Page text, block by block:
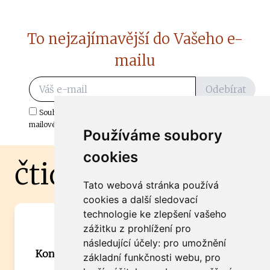
Používáme soubory
cookies
Tato webová stránka používá
cookies a další sledovací
technologie ke zlepšení vašeho
zážitku z prohlížení pro
následující účely: pro umožnění
základní funkčnosti webu, pro
To nejzajímavější do Vašeho e-
mailu
Odebírat
Souhlasím s odběrem důležitých zpráv ze ČtiDoma.cz do mé e-
mailové schránky.
čtidoma.cz
Máte zajímavou informaci? Chcete
spolupracovat?
Kontaktujte šéfredaktora Martina Chalupu: